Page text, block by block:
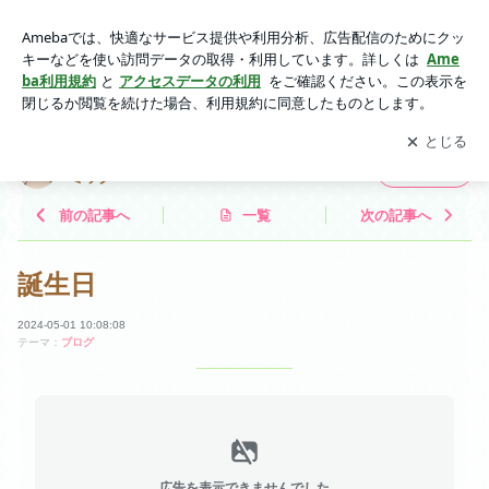
アプリをダウンロードして ブログの更新通知
を受け取りまし
ょう。
開く
ミック
前の記事へ 一覧 次の記事へ
誕生日
2024-05-01 10:08:08
テーマ： ブログ